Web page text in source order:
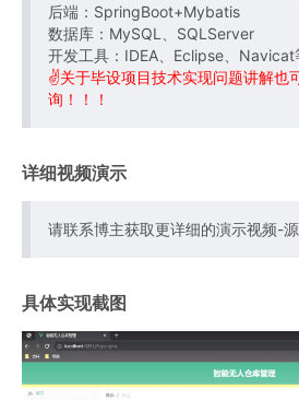
后端：SpringBoot+Mybatis
数据库：MySQL、SQLServer
开发工具：IDEA、Eclipse、Navicat
✌关于毕设项目技术实现问题讲解也
询！！！
详细视频演示
请联系博主获取更详细的演示视频-
具体实现截图